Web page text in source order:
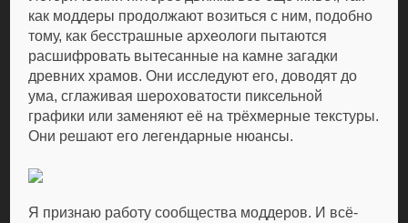
как моддеры продолжают возиться с ним, подобно
тому, как бесстрашные археологи пытаются
расшифровать вытесанные на камне загадки
древних храмов. Они исследуют его, доводят до
ума, сглаживая шероховатости пиксельной
графики или заменяют её на трёхмерные текстуры.
Они решают его легендарные нюансы.
Я признаю работу сообщества моддеров. И всё-